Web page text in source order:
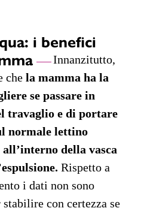
i benefici
Innanzitutto,
che la mamma ha la
se passare in
travaglio e di portare
normale lettino
della vasca
Rispetto a
i dati non sono
con certezza se